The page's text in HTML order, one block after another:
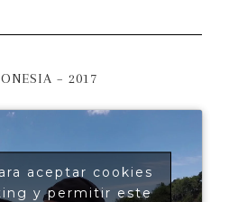
– 2017
aceptar cookies
y permitir este